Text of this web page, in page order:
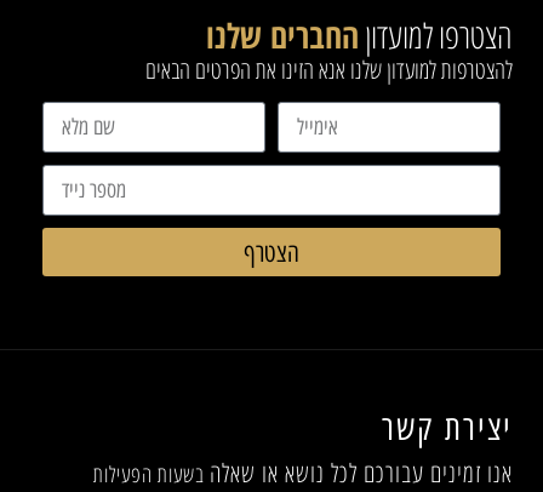
הצטרפו למועדוןהחברים שלנו
להצטרפות למועדון שלנו אנא הזינו את הפרטים הבאים
הצטרף
יצירת קשר
אנו זמינים עבורכם לכל נושא או שאלה בשעות הפעילות